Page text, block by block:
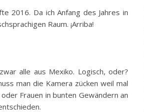
2016. Da ich Anfang des Jahres in
Raum. ¡Arriba!
alle aus Mexiko. Logisch, oder?
man die Kamera zücken weil mal
Frauen in bunten Gewändern an